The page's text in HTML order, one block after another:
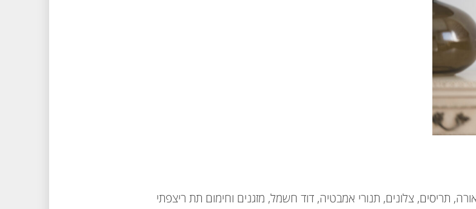
תריסים, צלונים, תנורי אמבטיה, דוד חשמל, מזגנים וחימום תת ריצפתי